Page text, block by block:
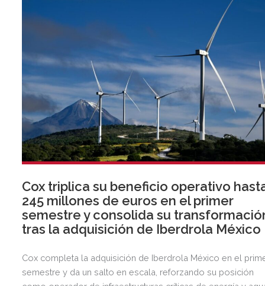
Cox triplica su beneficio operativo
245 millones de euros en el primer
semestre y consolida su
tras la adquisición de Iberdrola México
Cox completa la adquisición de Iberdrola México en el
semestre y da un salto en escala, reforzando su posición